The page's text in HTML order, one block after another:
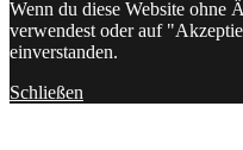
Wenn du diese Website ohne
verwendest oder auf
einverstanden.
Schließen